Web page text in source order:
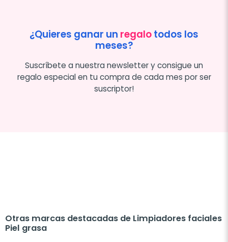
¿Quieres ganar un regalotodos los
meses?
Suscríbete a nuestra newsletter y consigue un
regalo especial en tu compra de cada mes por ser
suscriptor!
Otras marcas destacadas de Limpiadores faciales
Piel grasa